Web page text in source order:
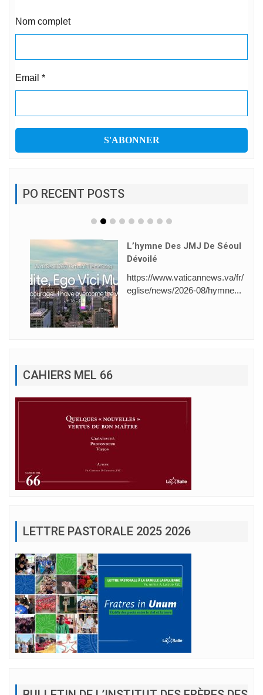
Nom complet
Email *
PO RECENT POSTS
L’hymne Des JMJ De Séoul
Dévoilé
https://www.vaticannews.va/fr/
eglise/news/2026-08/hymne...
CAHIERS MEL 66
LETTRE PASTORALE 2025 2026